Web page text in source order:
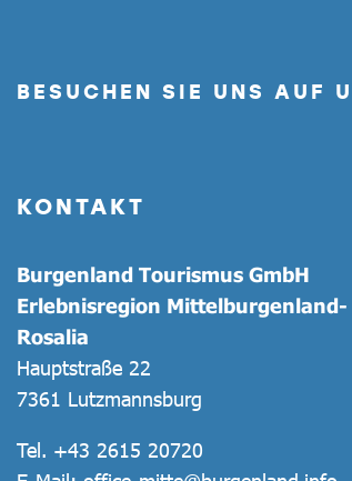
BESUCHEN SIE UNS AUF
KONTAKT
Burgenland Tourismus GmbH
Erlebnisregion Mittelburgenland-
Rosalia
Hauptstraße 22
7361 Lutzmannsburg
Tel. +43 2615 20720